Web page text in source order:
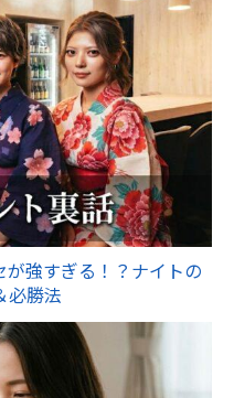
が強すぎる！？ナイトの
必勝法